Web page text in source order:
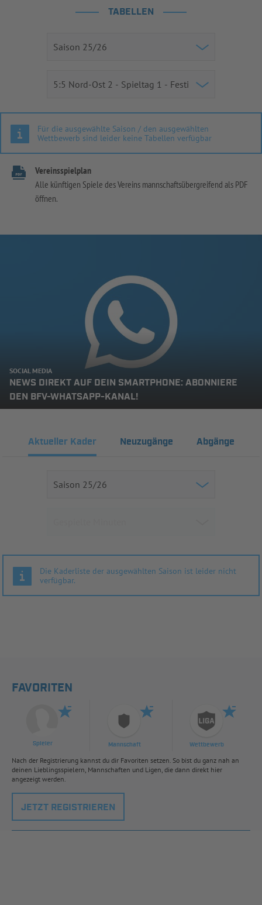
TABELLEN
Für die ausgewählte Saison / den ausgewählten
Wettbewerb sind leider keine Tabellen verfügbar
Vereinsspielplan
Alle künftigen Spiele des Vereins mannschaftsübergreifend als PDF
öffnen.
SOCIAL MEDIA
NEWS DIREKT AUF DEIN SMARTPHONE: ABONNIERE
DEN BFV-WHATSAPP-KANAL!
Aktueller Kader Neuzugänge Abgänge
Die Kaderliste der ausgewählten Saison ist leider nicht
verfügbar.
FAVORITEN
Spieler Mannschaft Wettbewerb
Nach der Registrierung kannst du dir Favoriten setzen. So bist du ganz nah an
deinen Lieblingsspielern, Mannschaften und Ligen, die dann direkt hier
angezeigt werden.
JETZT REGISTRIEREN